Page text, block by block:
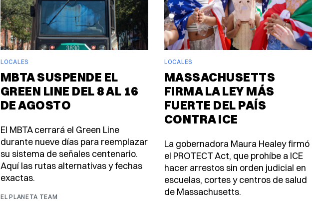
LOCALES
MBTA SUSPENDE EL
GREEN LINE DEL 8 AL 16
DE AGOSTO
El MBTA cerrará el Green Line
durante nueve días para reemplazar
su sistema de señales centenario.
Aquí las rutas alternativas y fechas
exactas.
EL PLANETA TEAM
LOCALES
MASSACHUSETTS
FIRMA LA LEY MÁS
FUERTE DEL PAÍS
CONTRA ICE
La gobernadora Maura Healey firmó
el PROTECT Act, que prohíbe a ICE
hacer arrestos sin orden judicial en
escuelas, cortes y centros de salud
de Massachusetts.